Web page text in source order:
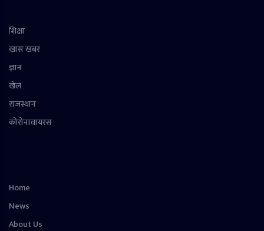
शिक्षा
खास खबर
ज्ञान
खेल
राजस्थान
कोरोनावायरस
Home
News
About Us